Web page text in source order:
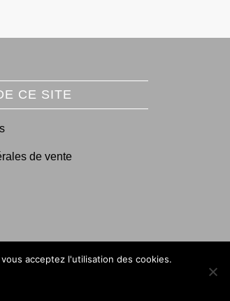
CE SITE
de vente
acceptez l'utilisation des cookies.